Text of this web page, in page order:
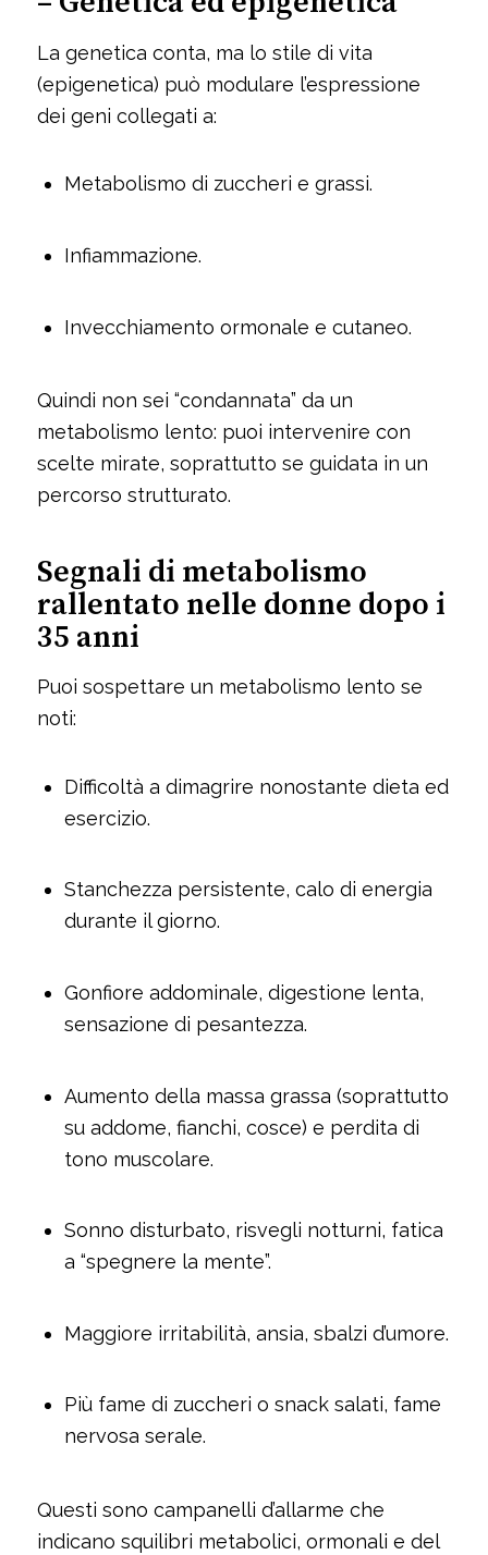
La genetica conta, ma lo stile di vita
(epigenetica) può modulare l’espressione
dei geni collegati a:
Metabolismo di zuccheri e grassi.
Infiammazione.
Invecchiamento ormonale e cutaneo.
Quindi non sei “condannata” da un
metabolismo lento: puoi intervenire con
scelte mirate, soprattutto se guidata in un
percorso strutturato.
Segnali di metabolismo
rallentato nelle donne dopo i
35 anni
Puoi sospettare un metabolismo lento se
noti:
Difficoltà a dimagrire nonostante dieta ed
esercizio.
Stanchezza persistente, calo di energia
durante il giorno.
Gonfiore addominale, digestione lenta,
sensazione di pesantezza.
Aumento della massa grassa (soprattutto
su addome, fianchi, cosce) e perdita di
tono muscolare.
Sonno disturbato, risvegli notturni, fatica
a “spegnere la mente”.
Maggiore irritabilità, ansia, sbalzi d’umore.
Più fame di zuccheri o snack salati, fame
nervosa serale.
Questi sono campanelli d’allarme che
indicano squilibri metabolici, ormonali e del